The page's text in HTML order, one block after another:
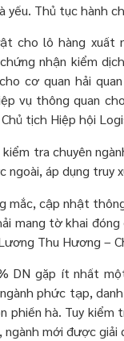
Thủ tục hành
cho lô hàng xuất
nhận kiểm
cơ quan hải
vụ thông quan
tịch Hiệp hội
tra chuyên
áp dụng truy
mắc, cập nhật
mang tờ khai
Thu Hương –
DN gặp ít nhất
phức tạp,
phiền hà. Tuy
mới được giải